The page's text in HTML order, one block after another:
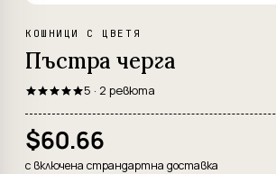
КОШНИЦИ С ЦВЕТЯ
Пъстра черга
5 · 2 ревюта
$60.66
с включена страндартна доставка